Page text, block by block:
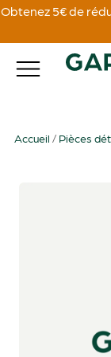
Obtenez 5€ de
Accueil / Pièces